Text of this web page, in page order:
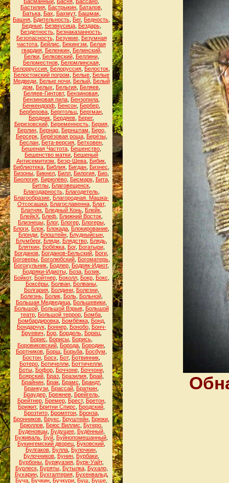
Бастилия Бастрыкин Баталов
Батька, Бах Бахмут, Башмак,
Башня Бдительность Бег, Бедность
Бедные, Безвкусица, Бездарь,
Бездетность Безнаказанность
Безопасность, Безумие, Безумная
частота Бейлис Бекингэм
Белая
гвардия, Беленкин, Белинский,
Белки, Белковский, Беллини,
Беломестнов, Беломлинская,
Белорруссия Белоруссия Белосток
Белостокский погром
Белые, Белые
Медведи, Белые ночи, Белый, Белый
дом
Белых Бельгия Беляев
Беляев-Гинтовт, Бензиновая
Бензиновая пила Бензопила
Бенкендорф Бенсон Бербер
Берберова Берггольц Бергман
Бердник Бердяев Берег,
Березовский, Беременность, Берия,
Берлин, Бернар, Бернштам Беро,
Берсерк, Берёзовая роща, Берёзы,
Беслан Бета-версия Бетховен
Бешеная Частота Бешенство
Бешенство матки Бешеный
Антисемитизм
Беэр-Шева Бибик
Библиотека Библия Бигдан Бизнес
Бизоны Бикнел Билл Билогия Био
Биология, Бирюлёво, Бисмарк, Бита,
Битлы Благовещенск
Благодарность, Благодетель,
Благообразие Благородная. Машка-
Отсосашка, Благославенна, Блат,
Блатняк Бледный Конь Блейк
БлейкХ Блеф Ближний Восток
Близнецы, Блог, Блогер, Блогеры,
Блоги Блок Блокада Блокирование
Блонди Блоштейн Блудныйсын
Блумберг, Бляди, Блядство, Блядь,
Бляткин, Бобёжка, Бог, Богатыри,
Богданов Богданов-Бельский Боги
Боговеры Боголюбский Богоматерь
Богохульник Бодлер Бодряк-Идиот,
Бодряки-Идиоты, Боза, Бозик,
Бойкот, Бойтнер, Боколл, Бокр, Бокс
Боксёры, Болван, Болваны,
Болгария, Болдини, Болезни,
Болезнь, Болик, Боль, Больной,
Большая Медведица Большевики
Большой, Большой Взрыв, Большой
театр Большой террор Бомба
Бомбардировка, Бомбёжка, Бонд,
Бондарчук, Боннер, Бонобо, Бонч-
Бруевич
Бор, Бордель, Борец,
Борис
Борисы Борись
Боровиковский Борода Бородин
Бортников Борщ Борьба Босбум
Бостон Босх Бот, Ботвинник
Ботеро Ботичелли Боттичелли
Боты, Бофор, Боччоне, Боччони,
Боярский Браз Бразилия Брай
Брайнин Брак Брамс Брандт,
Бранкузи Брассай Браткин
Браудер, Брежнев, Брейгель,
Брейтнер, Бремер, Брест, Бретон,
Брижит, Бритни Спирс Бродский
Брозтито, Бромптон, Бронза,
Бронников Брукс Бруштейн Брюки
Брюллов Брюс Виллис Бугеро
Буденовцы, Будущее, Будённый,
Буживаль Буй Буйнопомешанный
Букингемский дворец Буковский
Булгаков Булла Булочкин
Булочников Бунин Бурбаки
Бурбоны Буржуазия Бурк-Уайт,
Бурлеск, Буряты, Бутылка, Бухало,
Бухарин, Бухгалтерия, Бухенвальд,
Буча Бучкин Бучкури Буш Буше